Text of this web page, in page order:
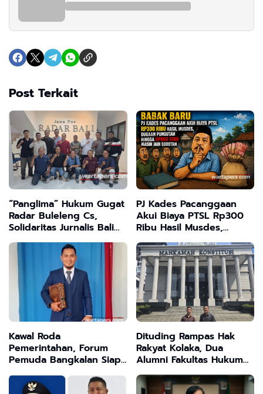
Post Terkait
“Panglima” Hukum Gugat
Radar Buleleng Cs,
Solidaritas Jurnalis Bali
Siapkan Perlawanan
Hukum
PJ Kades Pacanggaan
Akui Biaya PTSL Rp300
Ribu Hasil Musdes,
Dugaan Pungutan
Hingga Rp600 Ribu
Masih Jadi Sorotan
Kawal Roda
Pemerintahan, Forum
Pemuda Bangkalan Siap
Kontrol Sosial
Dituding Rampas Hak
Rakyat Kolaka, Dua
Alumni Fakultas Hukum
USN Gugat UU Minerba
Ke MK